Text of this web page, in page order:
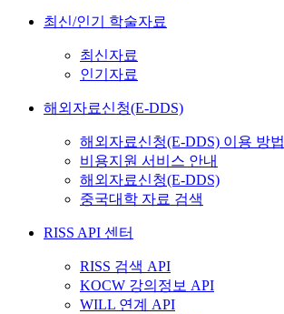
최신/인기 학술자료
최신자료
인기자료
해외자료신청(E-DDS)
해외자료신청(E-DDS) 이용 방법
비용지원 서비스 안내
해외자료신청(E-DDS)
중국대학 자료 검색
RISS API 센터
RISS 검색 API
KOCW 강의정보 API
WILL 연계 API